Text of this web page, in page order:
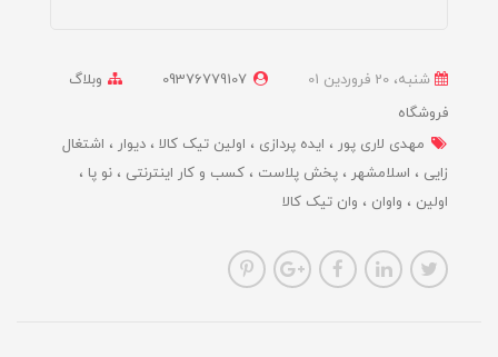
شنبه، 20 فروردین 01 09376779107
وبلاگ
فروشگاه
مهدی لاری پور
ایده پردازی اولین تیک کالا دیوار
اشتغال
زایی
اسلامشهر پخش پلاست کسب و کار اینترنتی
نو پا
اولین
واوان وان تیک کالا